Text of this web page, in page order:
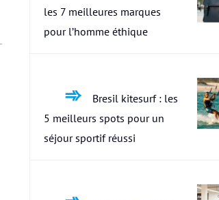
les 7 meilleures marques
pour l’homme éthique
Bresil kitesurf : les
5 meilleurs spots pour un
séjour sportif réussi